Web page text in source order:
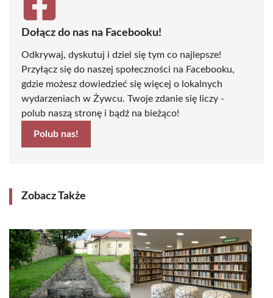
Dołącz do nas na Facebooku!
Odkrywaj, dyskutuj i dziel się tym co najlepsze!
Przyłącz się do naszej społeczności na Facebooku,
gdzie możesz dowiedzieć się więcej o lokalnych
wydarzeniach w Żywcu. Twoje zdanie się liczy -
polub naszą stronę i bądź na bieżąco!
Polub nas!
Zobacz Także